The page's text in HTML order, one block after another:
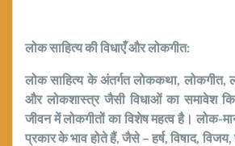
लोक साहित्य की विधाएँ और लोकगीत:
लोक साहित्य के अंतर्गत लोककथा, लोकगीत,
और लोकशास्त्र जैसी विधाओं का समावेश
जीवन में लोकगीतों का विशेष महत्व है। लोक-
प्रकार के भाव होते हैं, जैसे – हर्ष, विषाद,